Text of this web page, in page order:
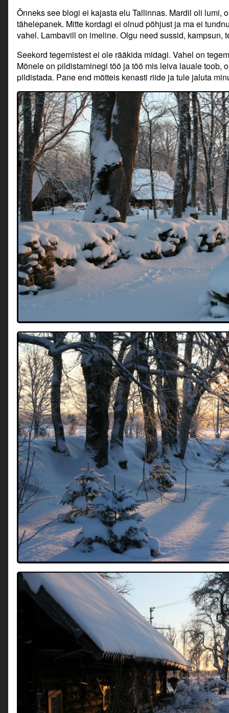
Õnneks see blogi ei kajasta elu Tallinnas. Mardil oli lumi,
tähelepanek. Mitte kordagi ei olnud põhjust ja ma ei
vahel. Lambavill on imeline. Olgu need sussid, kampsun,
Seekord tegemistest ei ole rääkida midagi. Vahel on
Mõnele on pildistaminegi töö ja töö mis leiva lauale toob,
pildistada. Pane end mõtteis kenasti riide ja tule jaluta